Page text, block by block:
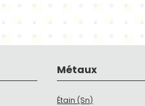
Métaux
Étain (Sn)